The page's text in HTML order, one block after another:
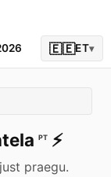
🇪🇪ET▾
PT ⚡️
praegu.